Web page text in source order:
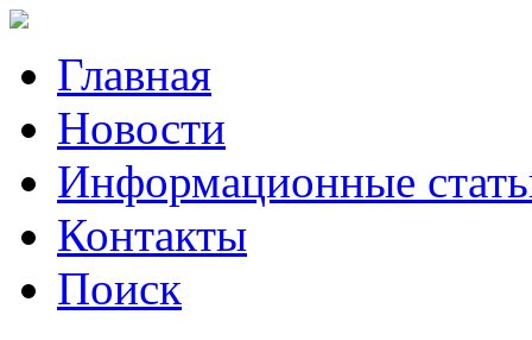
Главная
Новости
Информационные
Контакты
Поиск